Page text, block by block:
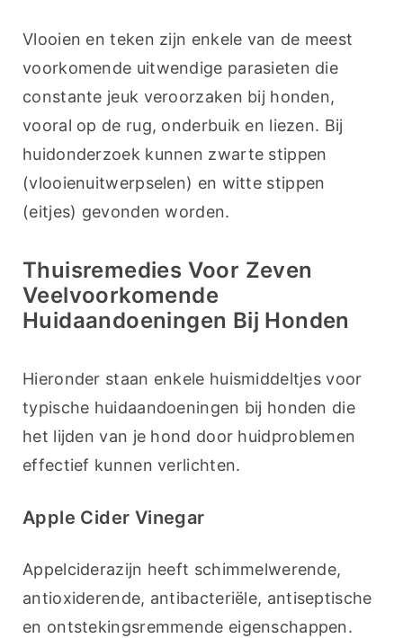
Vlooien en teken zijn enkele van de meest
voorkomende uitwendige parasieten die
constante jeuk veroorzaken bij honden,
vooral op de rug, onderbuik en liezen. Bij
huidonderzoek kunnen zwarte stippen
(vlooienuitwerpselen) en witte stippen
(eitjes) gevonden worden.
Thuisremedies Voor Zeven
Veelvoorkomende
Huidaandoeningen Bij Honden
Hieronder staan enkele huismiddeltjes voor
typische huidaandoeningen bij honden die
het lijden van je hond door huidproblemen
effectief kunnen verlichten.
Apple Cider Vinegar
Appelciderazijn heeft schimmelwerende,
antioxiderende, antibacteriële, antiseptische
en ontstekingsremmende eigenschappen.